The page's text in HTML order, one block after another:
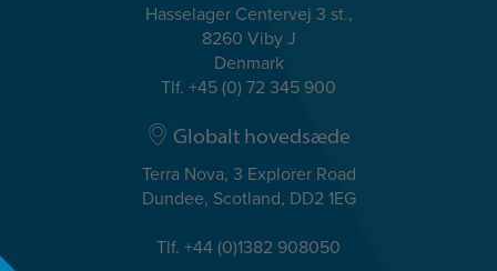
Hasselager Centervej 3 st.,
8260 Viby J
Denmark
Tlf. +45 (0) 72 345 900
Globalt hovedsæde
Terra Nova, 3 Explorer Road
Dundee, Scotland, DD2 1EG
Tlf. +44 (0)1382 908050